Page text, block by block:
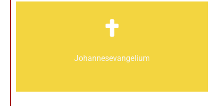
Johannes­­evangelium